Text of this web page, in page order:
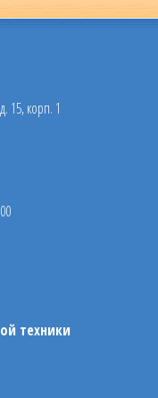
15, корп. 1
техники